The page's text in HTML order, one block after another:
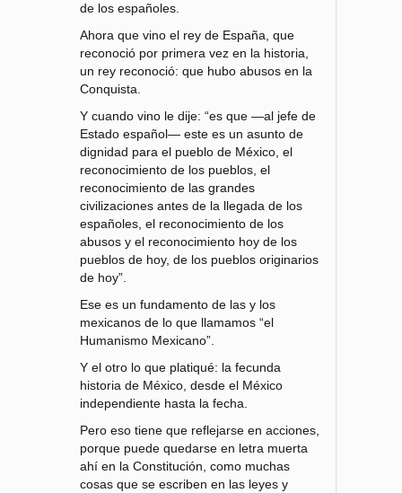
de los españoles.
Ahora que vino el rey de España, que
reconoció por primera vez en la historia,
un rey reconoció: que hubo abusos en la
Conquista.
Y cuando vino le dije: “es que —al jefe de
Estado español— este es un asunto de
dignidad para el pueblo de México, el
reconocimiento de los pueblos, el
reconocimiento de las grandes
civilizaciones antes de la llegada de los
españoles, el reconocimiento de los
abusos y el reconocimiento hoy de los
pueblos de hoy, de los pueblos originarios
de hoy”.
Ese es un fundamento de las y los
mexicanos de lo que llamamos “el
Humanismo Mexicano”.
Y el otro lo que platiqué: la fecunda
historia de México, desde el México
independiente hasta la fecha.
Pero eso tiene que reflejarse en acciones,
porque puede quedarse en letra muerta
ahí en la Constitución, como muchas
cosas que se escriben en las leyes y